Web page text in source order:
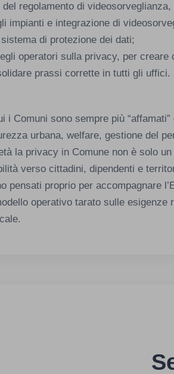
del regolamento di
impianti e integrazione di
di protezione dei dati;
operatori sulla privacy, per creare
prassi corrette in tutti gli uffici.
i Comuni sono sempre più
urbana, welfare, gestione del
la privacy in Comune non è solo
verso cittadini, dipendenti e
pensati proprio per accompagnare
operativo tarato sulle esigenze